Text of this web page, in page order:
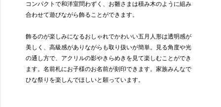
コンパクトで和洋室問わずく、 お雛さまは積み木のように組み
合わせて遊びながら飾ることができます。
飾るのが楽しみになるおしゃれでかわいい五月人形は透明感が
美しく、高級感がありながらも取り扱いが簡単。
見る角度や光
の通し方で、アクリルの影やきらめきを見て楽しむことができ
ます。名前札にお子様のお名前が刻印できます。家族みんなで
ひな祭りを楽しんでほしいと願っています。